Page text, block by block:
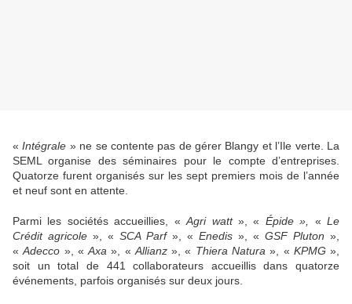
«Intégrale » ne se contente pas de gérer Blangy et l’Ile verte. La
SEML organise des séminaires pour le compte d’entreprises.
Quatorze furent organisés sur les sept premiers mois de l’année
et neuf sont en attente.
Parmi les sociétés accueillies, «Agri watt», « Épide », «Le
Crédit agricole », « SCA Parf», « Enedis », « GSF Pluton »,
«Adecco », «Axa», « Allianz», « Thiera Natura », « KPMG»,
soit un total de 441 collaborateurs accueillis dans quatorze
événements, parfois organisés sur deux jours.